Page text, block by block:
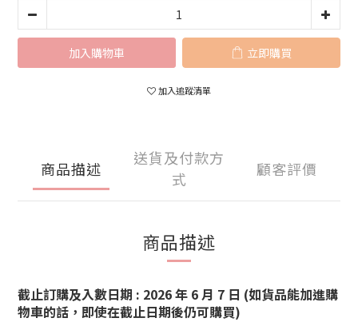
加入購物車 立即購買
加入追蹤清單
商品描述
送貨及付款方
式
顧客評價
商品描述
截止訂購及入數日期 : 2026 年 6 月 7 日 (如貨品能加進購
物車的話，即使在截止日期後仍可購買)